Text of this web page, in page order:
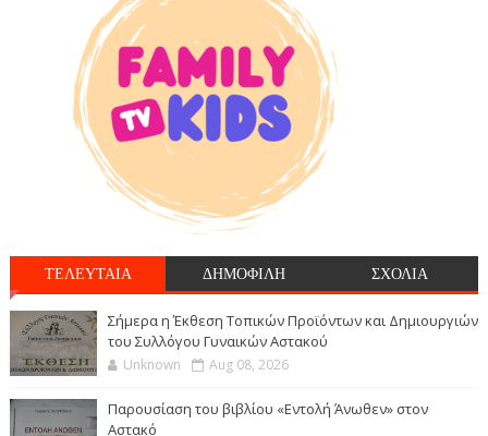
ΤΕΛΕΥΤΑΙΑ ΔΗΜΟΦΙΛΗ ΣΧΟΛΙΑ
Σήμερα η Έκθεση Τοπικών Προϊόντων και Δημιουργιών
του Συλλόγου Γυναικών Αστακού
Unknown Aug 08, 2026
Παρουσίαση του βιβλίου «Εντολή Άνωθεν» στον
Αστακό